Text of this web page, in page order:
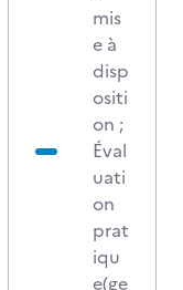
mis
e à
disp
ositi
on ;
Éval
uati
on
prat
iqu
e(ge